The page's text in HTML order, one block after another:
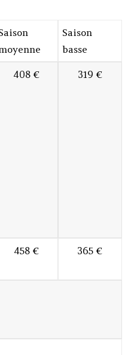
Saison
basse
408 € 319 €
458 € 365 €